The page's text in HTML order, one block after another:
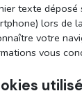
texte déposé
lors de
votre
vous